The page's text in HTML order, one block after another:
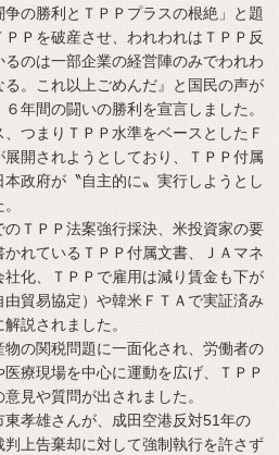
の勝利とＴＰＰプラスの根絶」と題
Ｐを破産させ、われわれはＴＰＰ反
のは一部企業の経営陣のみでわれわ
。これ以上ごめんだ』と国民の声が
年間の闘いの勝利を宣言しました。
つまりＴＰＰ水準をベースとしたＦ
開されようとしており、ＴＰＰ付属
政府が〝自主的に〟実行しようとし
ＴＰＰ法案強行採決、米投資家の要
れているＴＰＰ付属文書、ＪＡマネ
化、ＴＰＰで雇用は減り賃金も下が
貿易協定）や韓米ＦＴＡで実証済み
説されました。
の関税問題に一面化され、労働者の
療現場を中心に運動を広げ、ＴＰＰ
見や質問が出されました。
孝雄さんが、成田空港反対51年の
上告棄却に対して強制執行を許さず